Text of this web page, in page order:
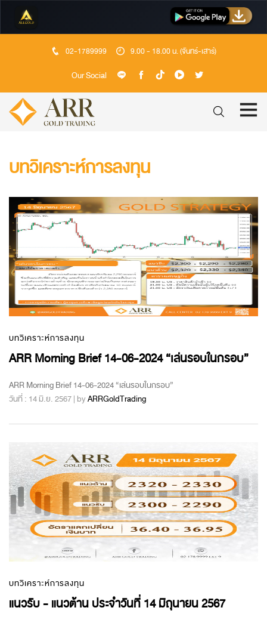
02-1789999 9.00 - 18.00 น. (จันทร์-เสาร์)
Our Social
บทวิเคราะห์การลงทุน
บทวิเคราะห์การลงทุน
ARR Morning Brief 14-06-2024 “เล่นรอบในกรอบ”
ARR Morning Brief 14-06-2024 “เล่นรอบในกรอบ”
วันที่ : 14 มิ.ย. 2567 | byARRGoldTrading
บทวิเคราะห์การลงทุน
แนวรับ - แนวต้าน ประจำวันที่ 14 มิถุนายน 2567